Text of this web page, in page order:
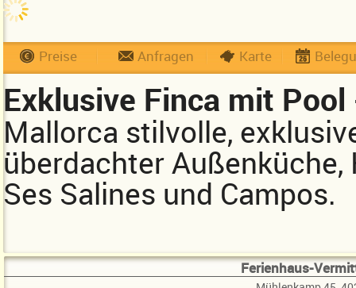
Preise Anfragen Karte
Exklusive Finca mit Pool
Mallorca stilvolle,
überdachter
Ses Salines und Campos.
Ferienhaus-